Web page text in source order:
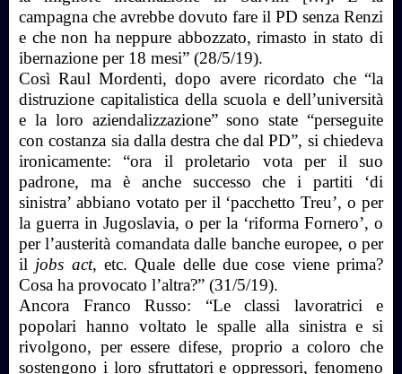
campagna che avrebbe dovuto fare il PD senza Renzi
e che non ha neppure abbozzato, rimasto in stato di
ibernazione per 18 mesi” (28/5/19).
Così Raul Mordenti, dopo avere ricordato che “la
distruzione capitalistica della scuola e dell’università
e la loro aziendalizzazione” sono state “perseguite
con costanza sia dalla destra che dal PD”, si chiedeva
ironicamente: “ora il proletario vota per il suo
padrone, ma è anche successo che i partiti ‘di
sinistra’ abbiano votato per il ‘pacchetto Treu’, o per
la guerra in Jugoslavia, o per la ‘riforma Fornero’, o
per l’austerità comandata dalle banche europee, o per
il jobs act, etc. Quale delle due cose viene prima?
Cosa ha provocato l’altra?” (31/5/19).
Ancora Franco Russo: “Le classi lavoratrici e
popolari hanno voltato le spalle alla sinistra e si
rivolgono, per essere difese, proprio a coloro che
sostengono i loro sfruttatori e oppressori, fenomeno